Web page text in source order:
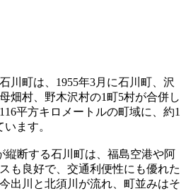
川町は、1955年3月に石川町、沢
畑村、野木沢村の1町5村が合併し
平方キロメートルの町域に、約1
ます。
縦断する石川町は、福島空港や阿
も良好で、交通利便性にも優れた
出川と北須川が流れ、町並みはそ